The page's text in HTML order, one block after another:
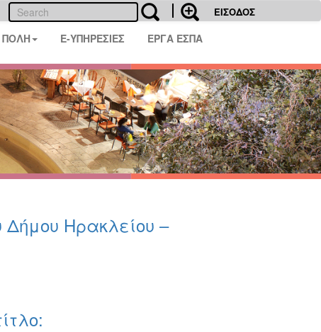
ΕΙΣΟΔΟΣ
ΠΟΛΗ E-ΥΠΗΡΕΣΙΕΣ ΕΡΓΑ ΕΣΠΑ
Δήμου Ηρακλείου –